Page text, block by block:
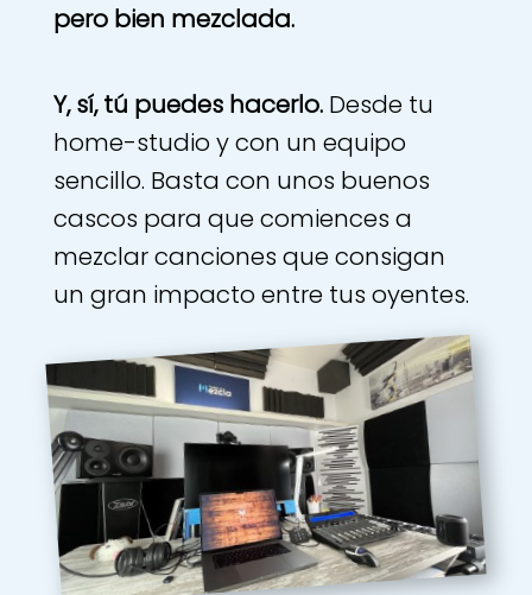
pero bien mezclada.
Y, sí, tú puedes hacerlo.Desde tu
home-studio y con un equipo
sencillo. Basta con unos buenos
cascos para que comiences a
mezclar canciones que consigan
un gran impacto entre tus oyentes.